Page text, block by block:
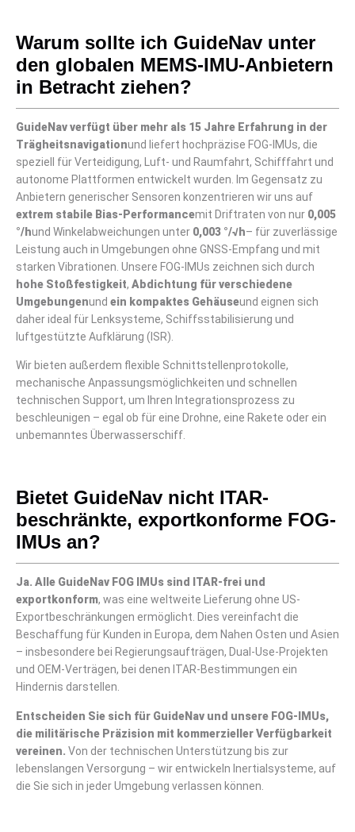
Warum sollte ich GuideNav unter
den globalen MEMS-IMU-Anbietern
in Betracht ziehen?
GuideNav verfügt über mehr als 15 Jahre Erfahrung in der
Trägheitsnavigationund liefert hochpräzise FOG-IMUs, die
speziell für Verteidigung, Luft- und Raumfahrt, Schifffahrt und
autonome Plattformen entwickelt wurden. Im Gegensatz zu
Anbietern generischer Sensoren konzentrieren wir uns auf
extrem stabile Bias-Performancemit Driftraten von nur 0,005
°/hund Winkelabweichungen unter 0,003 °/√h– für zuverlässige
Leistung auch in Umgebungen ohne GNSS-Empfang und mit
starken Vibrationen. Unsere FOG-IMUs zeichnen sich durch
hohe Stoßfestigkeit, Abdichtung für verschiedene
Umgebungenund ein kompaktes Gehäuseund eignen sich
daher ideal für Lenksysteme, Schiffsstabilisierung und
luftgestützte Aufklärung (ISR).
Wir bieten außerdem flexible Schnittstellenprotokolle,
mechanische Anpassungsmöglichkeiten und schnellen
technischen Support, um Ihren Integrationsprozess zu
beschleunigen – egal ob für eine Drohne, eine Rakete oder ein
unbemanntes Überwasserschiff.
Bietet GuideNav nicht ITAR-
beschränkte, exportkonforme FOG-
IMUs an?
Ja. Alle GuideNav FOG IMUs sind ITAR-frei und
exportkonform, was eine weltweite Lieferung ohne US-
Exportbeschränkungen ermöglicht. Dies vereinfacht die
Beschaffung für Kunden in Europa, dem Nahen Osten und Asien
– insbesondere bei Regierungsaufträgen, Dual-Use-Projekten
und OEM-Verträgen, bei denen ITAR-Bestimmungen ein
Hindernis darstellen.
Entscheiden Sie sich für GuideNav und unsere FOG-IMUs,
die militärische Präzision mit kommerzieller Verfügbarkeit
vereinen. Von der technischen Unterstützung bis zur
lebenslangen Versorgung – wir entwickeln Inertialsysteme, auf
die Sie sich in jeder Umgebung verlassen können.